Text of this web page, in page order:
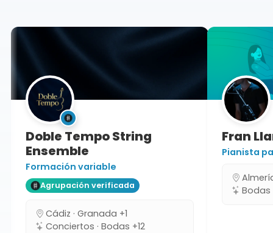
Doble Tempo String
Ensemble
Formación variable
Agrupación verificada
Cádiz · Granada +1
Conciertos · Bodas +12
Fran
Pianista